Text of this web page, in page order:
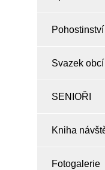
Svazek
SENIOŘI
Kniha
Fotogalerie